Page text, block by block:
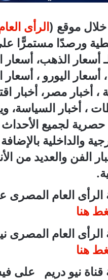
موقع ( الرأى
ورصدًا مستمرًّا
لـ أسعار الذهب،
، أسعار اليورو ، أسعار
، أخبار مصر، أخبار
، أخبار السياسة،
حصرية لجميع الأحداث
والداخلية
الفن والعديد من
الرأى العام المصرى
هنا
الرأى العام المصرى
هنا
قناة نيو دريم على